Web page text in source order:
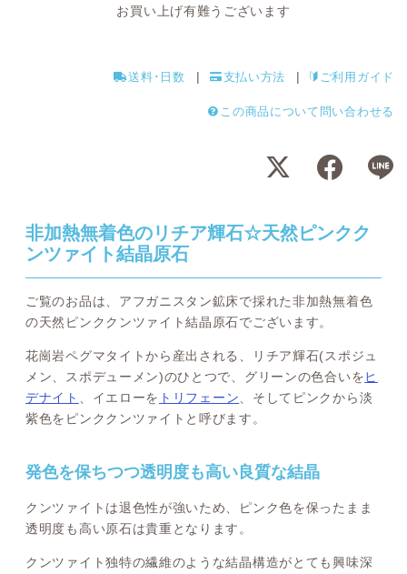
お買い上げ有難うございます
送料･日数 支払い方法 ご利用ガイド
この商品について問い合わせる
非加熱無着色のリチア輝石☆天然ピンクク
ンツァイト結晶原石
ご覧のお品は、アフガニスタン鉱床で採れた非加熱無着色
の天然ピンククンツァイト結晶原石でございます。
花崗岩ペグマタイトから産出される、リチア輝石(スポジュ
メン、スポデューメン)のひとつで、グリーンの色合いをヒ
デナイト
、イエローを トリフェーン 、そしてピンクから淡
紫色をピンククンツァイトと呼びます。
発色を保ちつつ透明度も高い良質な結晶
クンツァイトは退色性が強いため、ピンク色を保ったまま
透明度も高い原石は貴重となります。
クンツァイト独特の繊維のような結晶構造がとても興味深